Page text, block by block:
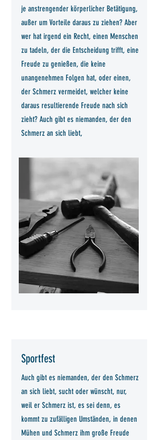
je anstrengender körperlicher Betätigung,
außer um Vorteile daraus zu ziehen? Aber
wer hat irgend ein Recht, einen Menschen
zu tadeln, der die Entscheidung trifft, eine
Freude zu genießen, die keine
unangenehmen Folgen hat, oder einen,
der Schmerz vermeidet, welcher keine
daraus resultierende Freude nach sich
zieht? Auch gibt es niemanden, der den
Schmerz an sich liebt,
Sportfest
Auch gibt es niemanden, der den Schmerz
an sich liebt, sucht oder wünscht, nur,
weil er Schmerz ist, es sei denn, es
kommt zu zufälligen Umständen, in denen
Mühen und Schmerz ihm große Freude